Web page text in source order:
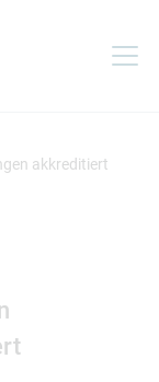
akkreditiert